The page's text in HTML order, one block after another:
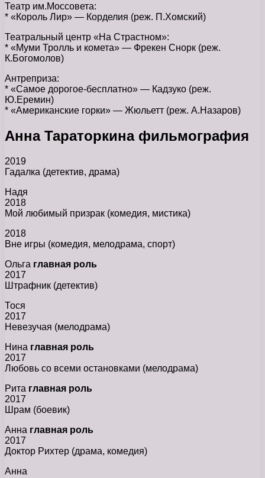
Театр им.Моссовета:
* «Король Лир» — Корделия (реж. П.Хомский)
Театральный центр «На Страстном»:
* «Муми Тролль и комета» — Фрекен Снорк (реж.
К.Богомолов)
Антреприза:
* «Самое дорогое-бесплатно» — Кадзуко (реж.
Ю.Еремин)
* «Американские горки» — Жюльетт (реж. А.Назаров)
Анна Тараторкина фильмография
2019
Гадалка (детектив, драма)
Надя
2018
Мой любимый призрак (комедия, мистика)
2018
Вне игры (комедия, мелодрама, спорт)
Ольга главная роль
2017
Штрафник (детектив)
Тося
2017
Невезучая (мелодрама)
Нина главная роль
2017
Любовь со всеми остановками (мелодрама)
Рита главная роль
2017
Шрам (боевик)
Анна главная роль
2017
Доктор Рихтер (драма, комедия)
Анна